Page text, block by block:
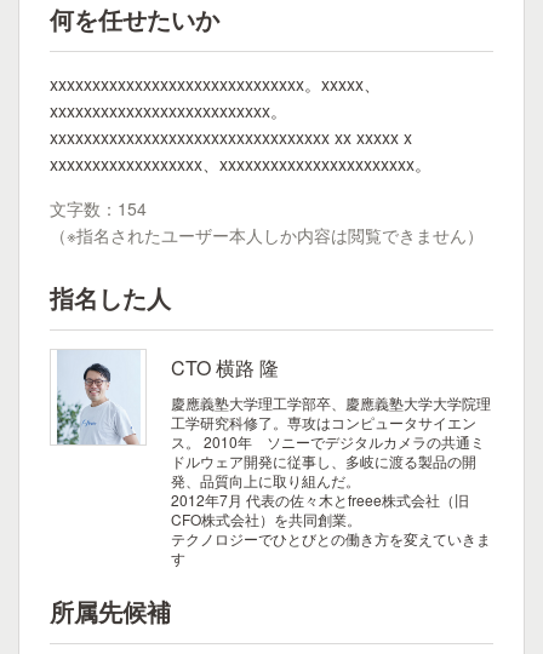
何を任せたいか
xxxxxxxxxxxxxxxxxxxxxxxxxxxxxx。xxxxx、
xxxxxxxxxxxxxxxxxxxxxxxxxx。
xxxxxxxxxxxxxxxxxxxxxxxxxxxxxxxxx xx xxxxx x
xxxxxxxxxxxxxxxxxx、xxxxxxxxxxxxxxxxxxxxxxx。
文字数：154
（※指名されたユーザー本人しか内容は閲覧できません）
指名した人
CTO 横路 隆
慶應義塾大学理工学部卒、慶應義塾大学大学院理
工学研究科修了。専攻はコンピュータサイエン
ス。
2010年 ソニーでデジタルカメラの共通ミ
ドルウェア開発に従事し、多岐に渡る製品の開
発、品質向上に取り組んだ。
2012年7月 代表の佐々木とfreee株式会社（旧
CFO株式会社）を共同創業。
テクノロジーでひとびとの働き方を変えていきま
す
所属先候補